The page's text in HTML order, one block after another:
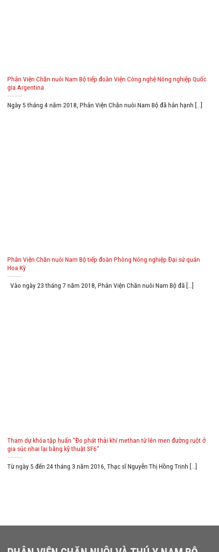
Phân Viện Chăn nuôi Nam Bộ tiếp đoàn Viện Công nghệ Nông nghiệp Quốc
gia Argentina
Ngày 5 tháng 4 năm 2018, Phân Viện Chăn nuôi Nam Bộ đã hân hạnh [...]
Phân Viện Chăn nuôi Nam Bộ tiếp đoàn Phòng Nông nghiệp Đại sứ quán
Hoa Kỳ
Vào ngày 23 tháng 7 năm 2018, Phân Viện Chăn nuôi Nam Bộ đã [...]
Tham dự khóa tập huấn “Đo phát thải khí methan từ lên men đường ruột ở
gia súc nhai lại bằng kỹ thuật SF6”
Từ ngày 5 đến 24 tháng 3 năm 2016, Thạc sĩ Nguyễn Thị Hồng Trinh [...]